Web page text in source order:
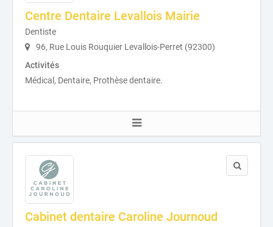
Centre Dentaire Levallois Mairie
Dentiste
96, Rue Louis Rouquier Levallois-Perret (92300)
Activités
Médical, Dentaire, Prothèse dentaire.
Cabinet dentaire Caroline Journoud